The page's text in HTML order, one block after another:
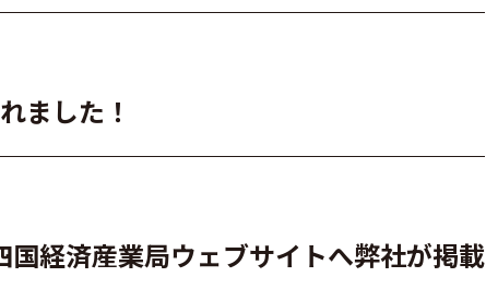
ました！
国経済産業局ウェブサイトへ弊社が掲載